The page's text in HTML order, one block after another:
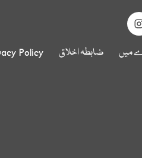
میں ضابطہ اخلاق Policy